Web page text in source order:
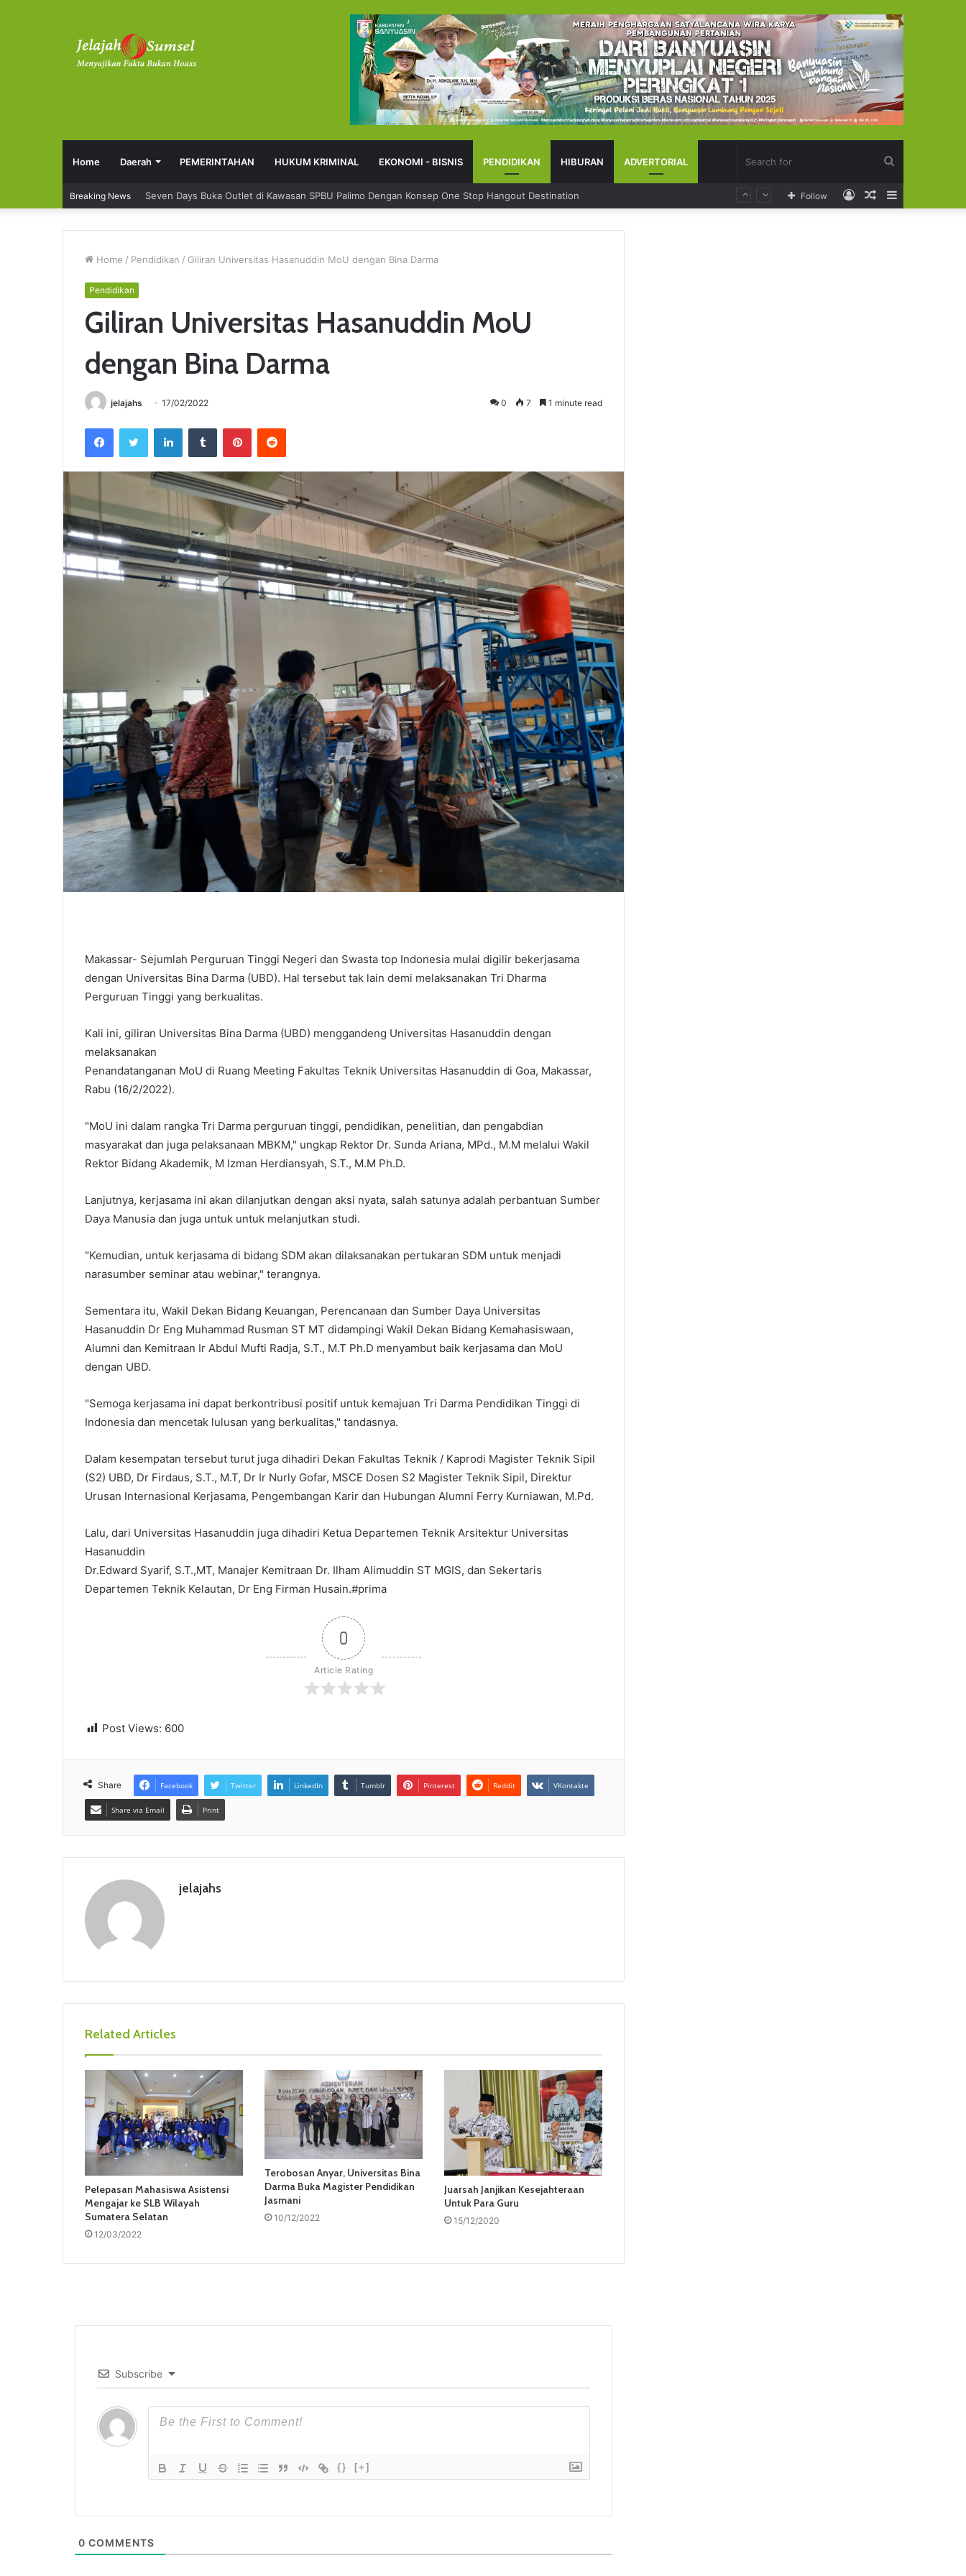
Home Daerah PEMERINTAHAN HUKUM KRIMINAL EKONOMI - BISNIS PENDIDIKAN HIBURAN ADVERTORIAL
Breaking News
Seven Days Buka Outlet di Kawasan SPBU Palimo Dengan Konsep One Stop Hangout Destination
Random
Log
Follow
Home / Pendidikan / Giliran Universitas Hasanuddin MoU dengan Bina Darma
Pendidikan
Giliran Universitas Hasanuddin MoU
dengan Bina Darma
jelajahs 17/02/2022 0 7 1 minute read
Makassar- Sejumlah Perguruan Tinggi Negeri dan Swasta top Indonesia mulai digilir bekerjasama
dengan Universitas Bina Darma (UBD). Hal tersebut tak lain demi melaksanakan Tri Dharma
Perguruan Tinggi yang berkualitas.
Kali ini, giliran Universitas Bina Darma (UBD) menggandeng Universitas Hasanuddin dengan
melaksanakan
Penandatanganan MoU di Ruang Meeting Fakultas Teknik Universitas Hasanuddin di Goa, Makassar,
Rabu (16/2/2022).
"MoU ini dalam rangka Tri Darma perguruan tinggi, pendidikan, penelitian, dan pengabdian
masyarakat dan juga pelaksanaan MBKM," ungkap Rektor Dr. Sunda Ariana, MPd., M.M melalui Wakil
Rektor Bidang Akademik, M Izman Herdiansyah, S.T., M.M Ph.D.
Lanjutnya, kerjasama ini akan dilanjutkan dengan aksi nyata, salah satunya adalah perbantuan Sumber
Daya Manusia dan juga untuk untuk melanjutkan studi.
"Kemudian, untuk kerjasama di bidang SDM akan dilaksanakan pertukaran SDM untuk menjadi
narasumber seminar atau webinar," terangnya.
Sementara itu, Wakil Dekan Bidang Keuangan, Perencanaan dan Sumber Daya Universitas
Hasanuddin Dr Eng Muhammad Rusman ST MT didampingi Wakil Dekan Bidang Kemahasiswaan,
Alumni dan Kemitraan Ir Abdul Mufti Radja, S.T., M.T Ph.D menyambut baik kerjasama dan MoU
dengan UBD.
"Semoga kerjasama ini dapat berkontribusi positif untuk kemajuan Tri Darma Pendidikan Tinggi di
Indonesia dan mencetak lulusan yang berkualitas," tandasnya.
Dalam kesempatan tersebut turut juga dihadiri Dekan Fakultas Teknik / Kaprodi Magister Teknik Sipil
(S2) UBD, Dr Firdaus, S.T., M.T, Dr Ir Nurly Gofar, MSCE Dosen S2 Magister Teknik Sipil, Direktur
Urusan Internasional Kerjasama, Pengembangan Karir dan Hubungan Alumni Ferry Kurniawan, M.Pd.
Lalu, dari Universitas Hasanuddin juga dihadiri Ketua Departemen Teknik Arsitektur Universitas
Hasanuddin
Dr.Edward Syarif, S.T.,MT, Manajer Kemitraan Dr. Ilham Alimuddin ST MGIS, dan Sekertaris
Departemen Teknik Kelautan, Dr Eng Firman Husain.#prima
0
Article Rating
Post Views: 600
Share Facebook Twitter LinkedIn Tumblr Pinterest Reddit VKontakte
Share via Email Print
jelajahs
Related Articles
Pelepasan Mahasiswa Asistensi
Mengajar ke SLB Wilayah
Sumatera Selatan
12/03/2022
Terobosan Anyar, Universitas Bina
Darma Buka Magister Pendidikan
Jasmani
10/12/2022
Juarsah Janjikan Kesejahteraan
Untuk Para Guru
15/12/2020
Subscribe
{} [+]
0 COMMENTS